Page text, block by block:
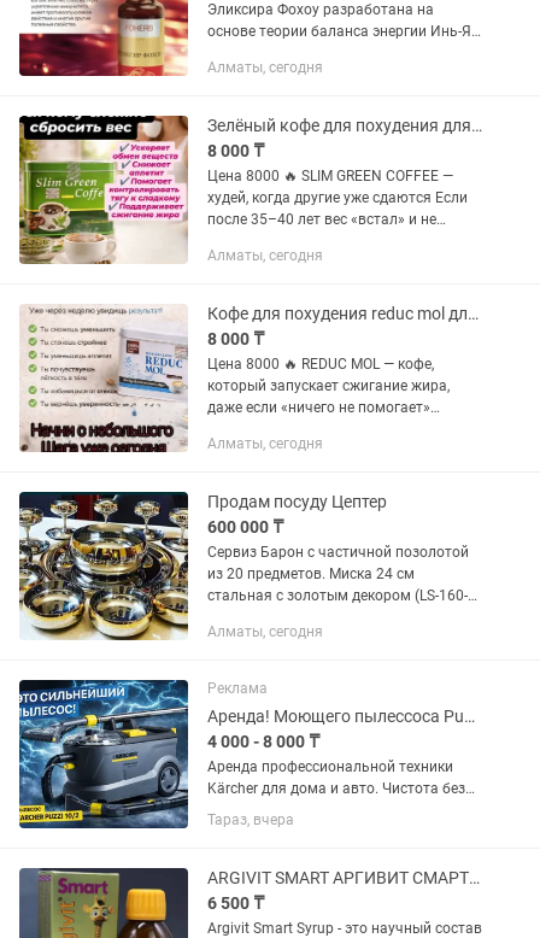
Эликсира Фохоу разработана на
основе теории баланса энергии Инь-Ян
запатентованной технологии
Фохоу...
Алматы, сегодня
Зелёный кофе для похудения для сложно худеющих
8 000 ₸
Цена 8000 🔥 SLIM GREEN COFFEE —
худей, когда другие уже сдаются Если
после 35–40 лет вес «встал» и не
гормонах и замедленном обмене
Алматы, сегодня
Кофе для похудения reduc mol для сложно худеющих оригинал
8 000 ₸
Цена 8000 🔥 REDUC MOL — кофе,
который запускает сжигание жира,
даже если «ничего не помогает»
Вес стоит, а тело не меняется? Этот
Алматы, сегодня
Продам посуду Цептер
600 000 ₸
Сервиз Барон с частичной позолотой
из 20 предметов. Миска 24 см
стальная с золотым декором (LS-160-
шале Вы всегда сможете красиво
Алматы, сегодня
Реклама
Аренда! Моющего пылессоса Puzzi 10/2, Парогенератора, мойка выс давления
4 000 - 8 000 ₸
Аренда профессиональной техники
Kärcher для дома и авто. Чистота без
лишней воды и без вреда для
здоровья. Пароочиститель Kärcher SC
бактерий • Без химии —...
Тараз, вчера
ARGIVIT SMART АРГИВИТ СМАРТ СИРОП ДЛЯ РОСТА И УМСТВЕННОГО РАЗВИТИЯ ДЕТЕЙ
6 500 ₸
Argivit Smart Syrup - это научный состав